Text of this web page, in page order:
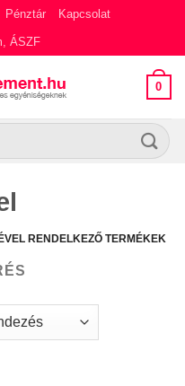
Pénztár Kapcsolat
ÁSZF
0
RENDELKEZŐ TERMÉKEK